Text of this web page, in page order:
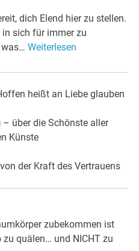
dich Elend hier zu stellen.
in sich für immer zu
was…Weiterlesen
heißt an Liebe glauben
– über die Schönste aller
Künste
der Kraft des Vertrauens
zubekommen ist
quälen… und NICHT zu